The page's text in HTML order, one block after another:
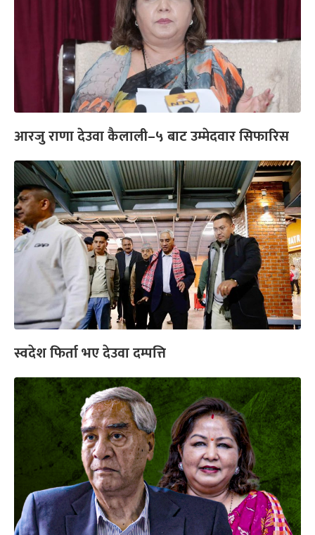
आरजु राणा देउवा कैलाली–५ बाट उम्मेदवार सिफारिस
स्वदेश फिर्ता भए देउवा दम्पत्ति